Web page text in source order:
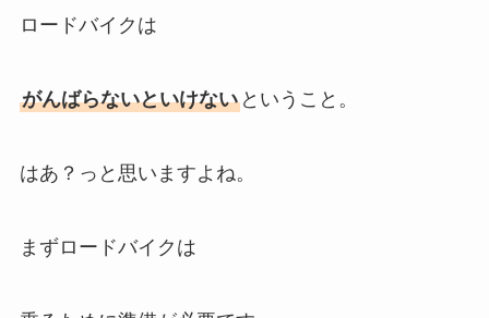
ロードバイクは
がんばらないといけないということ。
はあ？っと思いますよね。
まずロードバイクは